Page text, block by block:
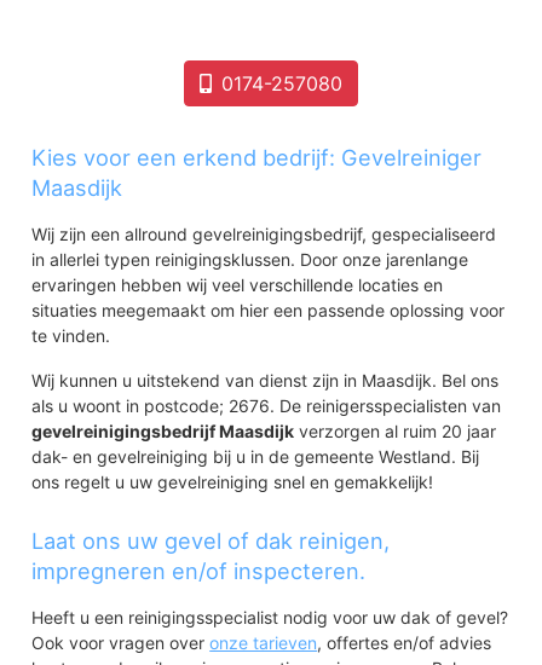
0174-257080
Kies voor een erkend bedrijf: Gevelreiniger
Maasdijk
Wij zijn een allround gevelreinigingsbedrijf, gespecialiseerd
in allerlei typen reinigingsklussen. Door onze jarenlange
ervaringen hebben wij veel verschillende locaties en
situaties meegemaakt om hier een passende oplossing voor
te vinden.
Wij kunnen u uitstekend van dienst zijn in Maasdijk. Bel ons
als u woont in postcode; 2676. De reinigersspecialisten van
gevelreinigingsbedrijf Maasdijk verzorgen al ruim 20 jaar
dak- en gevelreiniging bij u in de gemeente Westland. Bij
ons regelt u uw gevelreiniging snel en gemakkelijk!
Laat ons uw gevel of dak reinigen,
impregneren en/of inspecteren.
Heeft u een reinigingsspecialist nodig voor uw dak of gevel?
Ook voor vragen overonze tarieven, offertes en/of advies